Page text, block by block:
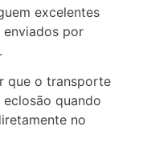
excelentes
por
que o transporte
quando
no